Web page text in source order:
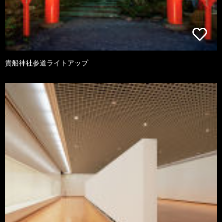
貴船神社参道ライトアップ